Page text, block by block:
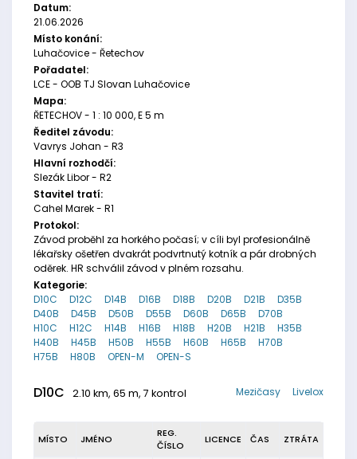
Datum:
21.06.2026
Místo konání:
Luhačovice - Řetechov
Pořadatel:
LCE - OOB TJ Slovan Luhačovice
Mapa:
ŘETECHOV - 1 : 10 000, E 5 m
Ředitel závodu:
Vavrys Johan - R3
Hlavní rozhodčí:
Slezák Libor - R2
Stavitel tratí:
Cahel Marek - R1
Protokol:
Závod proběhl za horkého počasí; v cíli byl profesionálně
lékařsky ošetřen dvakrát podvrtnutý kotník a pár drobných
oděrek. HR schválil závod v plném rozsahu.
Kategorie:
D10C
D12C D14B D16B D18B D20B D21B
D35B
D40B
D45B D50B D55B D60B D65B
D70B
H10C
H12C H14B H16B H18B H20B H21B
H35B
H40B
H45B H50B H55B H60B H65B
H70B
H75B
H80B OPEN-M OPEN-S
D10C 2.10 km, 65 m, 7 kontrol Livelox
Mezičasy
MÍSTO JMÉNO
REG.
ČÍSLO
LICENCE ČAS ZTRÁTA